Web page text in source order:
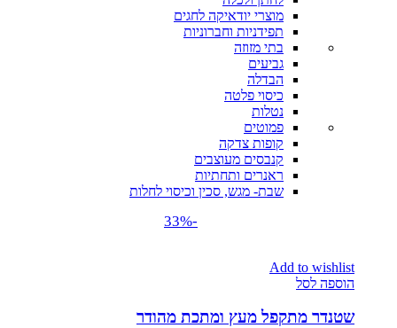
מוצרי יודאיקה לחגים
תפידניות וחברוניות
בתי מזוזה
גביעים
הבדלה
כיסוי פלטה
נטלות
פמוטים
קופות צדקה
קנבסים מעוצבים
ראנרים ותחתיות
שבת- מגש, סכין וכיסוי לחלות
-33%
Add to wishlist
הוספה לסל
שטנדר מתקפל מעץ ומתכת מהודר